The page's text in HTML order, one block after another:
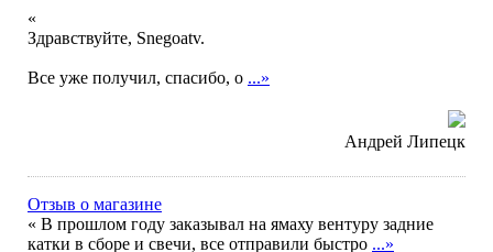
«
Здравствуйте, Snegoatv.
Все уже получил, спасибо, о ...»
Андрей Липецк
Отзыв о магазине
« В прошлом году заказывал на ямаху вентуру задние
катки в сборе и свечи, все отправили быстро ...»